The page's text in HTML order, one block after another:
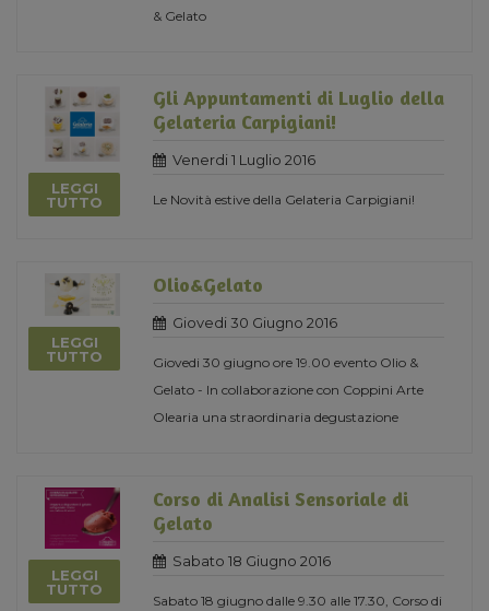
& Gelato
LEGGI
TUTTO
Gli Appuntamenti di Luglio della
Gelateria Carpigiani!
Venerdi 1 Luglio 2016
Le Novità estive della Gelateria Carpigiani!
LEGGI
TUTTO
Olio&Gelato
Giovedi 30 Giugno 2016
Giovedi 30 giugno ore 19.00 evento Olio &
Gelato - In collaborazione con Coppini Arte
Olearia una straordinaria degustazione
LEGGI
TUTTO
Corso di Analisi Sensoriale di
Gelato
Sabato 18 Giugno 2016
Sabato 18 giugno dalle 9.30 alle 17.30, Corso di